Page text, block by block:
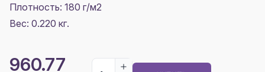
Плотность: 180 г/м2
Вес: 0.220 кг.
960.77